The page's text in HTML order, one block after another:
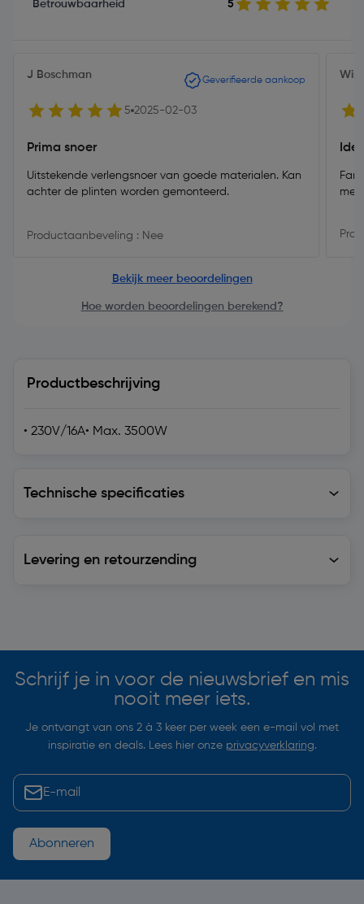
Betrouwbaarheid 5
J Boschman Geverifieerde aankoop
5 2025-02-03
Prima snoer
Uitstekende verlengsnoer van goede materialen. Kan
achter de plinten worden gemonteerd.
Productaanbeveling : Nee
met
Bekijk meer beoordelingen
Hoe worden beoordelingen berekend?
Productbeschrijving
• 230V/16A• Max. 3500W
Technische specificaties
Levering en retourzending
Schrijf je in voor de nieuwsbrief en mis
nooit meer iets.
Je ontvangt van ons 2 à 3 keer per week een e-mail vol met
inspiratie en deals. Lees hier onze privacyverklaring.
Abonneren